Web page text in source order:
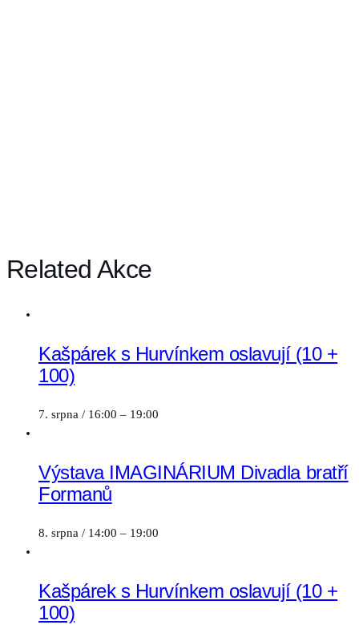
Related Akce
Kašpárek s Hurvínkem oslavují (10 +
100)
7. srpna / 16:00 – 19:00
Výstava IMAGINÁRIUM Divadla bratří
Formanů
8. srpna / 14:00 – 19:00
Kašpárek s Hurvínkem oslavují (10 +
100)